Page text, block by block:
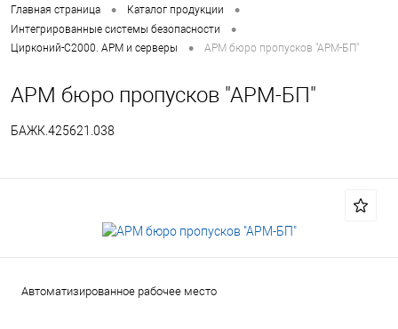
Главная страница • Каталог продукции •
Интегрированные системы безопасности •
Цирконий-С2000. АРМ и серверы • АРМ бюро пропусков "АРМ-БП"
АРМ бюро пропусков "АРМ-БП"
БАЖК.425621.038
Автоматизированное рабочее место